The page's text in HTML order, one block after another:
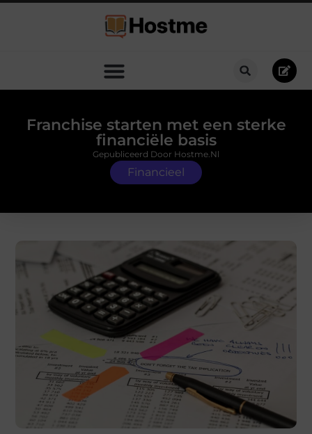
Franchise starten met een sterke
financiële basis
Financieel
Gepubliceerd Door Hostme.nl